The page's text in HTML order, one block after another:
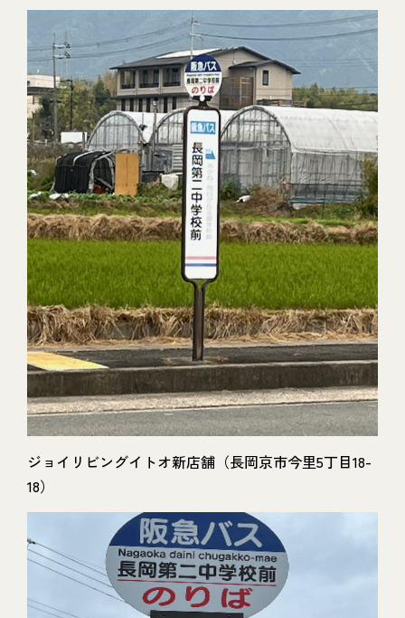
ジョイリビングイトオ新店舗（長岡京市今里5丁目18-
18）